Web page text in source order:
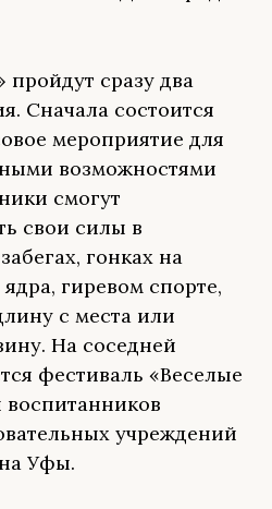
пройдут сразу два
Сначала состоится
мероприятие для
возможностями
смогут
свои силы в
гонках на
гиревом спорте,
с места или
На соседней
фестиваль «Веселые
воспитанников
учреждений
Уфы.